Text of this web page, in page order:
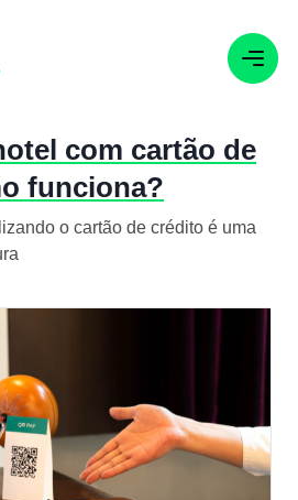
com cartão de
funciona?
o cartão de crédito é uma